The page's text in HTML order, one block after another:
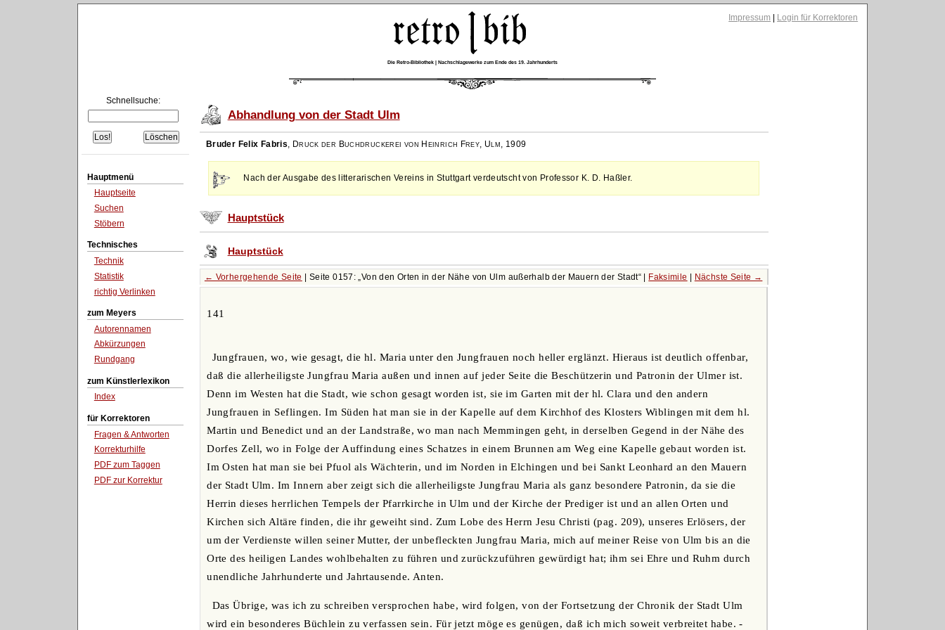
Impressum Login für Korrektoren
Die Retro-Bibliothek | Nachschlagewerke zum Ende des 19. Jahrhunderts
Schnellsuche:
Hauptmenü
Hauptseite
Suchen
Stöbern
Technisches
Technik
Statistik
richtig Verlinken
zum Meyers
Autorennamen
Abkürzungen
Rundgang
zum Künstlerlexikon
Index
für Korrektoren
Fragen & Antworten
Korrekturhilfe
PDF zum Taggen
PDF zur Korrektur
Abhandlung von der Stadt Ulm
Bruder Felix Fabris, Druck der Buchdruckerei von Heinrich Frey, Ulm, 1909
Nach der Ausgabe des litterarischen Vereins in Stuttgart verdeutscht von Professor K. D. Haßler.
Hauptstück
Hauptstück
← Vorhergehende Seite | Seite 0157: Von den Orten in der Nähe von Ulm außerhalb der Mauern der Stadt Faksimile Nächste Seite →
141
Jungfrauen, wo, wie gesagt, die hl. Maria unter den Jungfrauen noch heller erglänzt. Hieraus ist deutlich offenbar,
daß die allerheiligste Jungfrau Maria außen und innen auf jeder Seite die Beschützerin und Patronin der Ulmer ist.
Denn im Westen hat die Stadt, wie schon gesagt worden ist, sie im Garten mit der hl. Clara und den andern
Jungfrauen in Seflingen. Im Süden hat man sie in der Kapelle auf dem Kirchhof des Klosters Wiblingen mit dem hl.
Martin und Benedict und an der Landstraße, wo man nach Memmingen geht, in derselben Gegend in der Nähe des
Dorfes Zell, wo in Folge der Auffindung eines Schatzes in einem Brunnen am Weg eine Kapelle gebaut worden ist.
Im Osten hat man sie bei Pfuol als Wächterin, und im Norden in Elchingen und bei Sankt Leonhard an den Mauern
der Stadt Ulm. Im Innern aber zeigt sich die allerheiligste Jungfrau Maria als ganz besondere Patronin, da sie die
Herrin dieses herrlichen Tempels der Pfarrkirche in Ulm und der Kirche der Prediger ist und an allen Orten und
Kirchen sich Altäre finden, die ihr geweiht sind. Zum Lobe des Herrn Jesu Christi (pag. 209), unseres Erlösers, der
um der Verdienste willen seiner Mutter, der unbefleckten Jungfrau Maria, mich auf meiner Reise von Ulm bis an die
Orte des heiligen Landes wohlbehalten zu führen und zurückzuführen gewürdigt hat; ihm sei Ehre und Ruhm durch
unendliche Jahrhunderte und Jahrtausende. Anten.
Das Übrige, was ich zu schreiben versprochen habe, wird folgen, von der Fortsetzung der Chronik der Stadt Ulm
wird ein besonderes Büchlein zu verfassen sein. Für jetzt möge es genügen, daß ich mich soweit verbreitet habe. -